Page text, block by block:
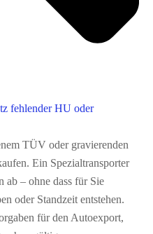
fehlender HU oder
TÜV oder gravierenden
Ein Spezialtransporter
ab – ohne dass für Sie
oder Standzeit entstehen.
für den Autoexport,